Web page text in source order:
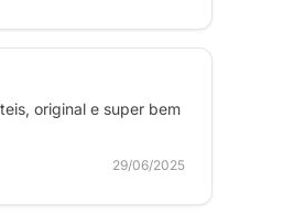
original e super bem
29/06/2025